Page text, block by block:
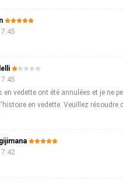
en vedette ont été annulées et je ne
en vedette. Veuillez résoudre